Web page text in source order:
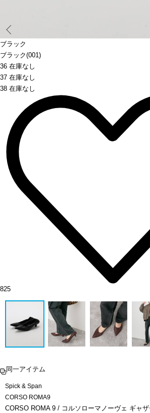
ブラック
ブラック(001)
36 在庫なし
37 在庫なし
38 在庫なし
825
同一アイテム
Spick & Span
CORSO ROMA9
CORSO ROMA 9 / コルソローマノーヴェ ギャ